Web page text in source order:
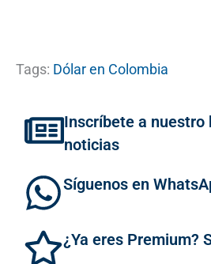
Tags: Dólar en Colombia
Inscríbete a nuestro
noticias
Síguenos en
¿Ya eres Premium?